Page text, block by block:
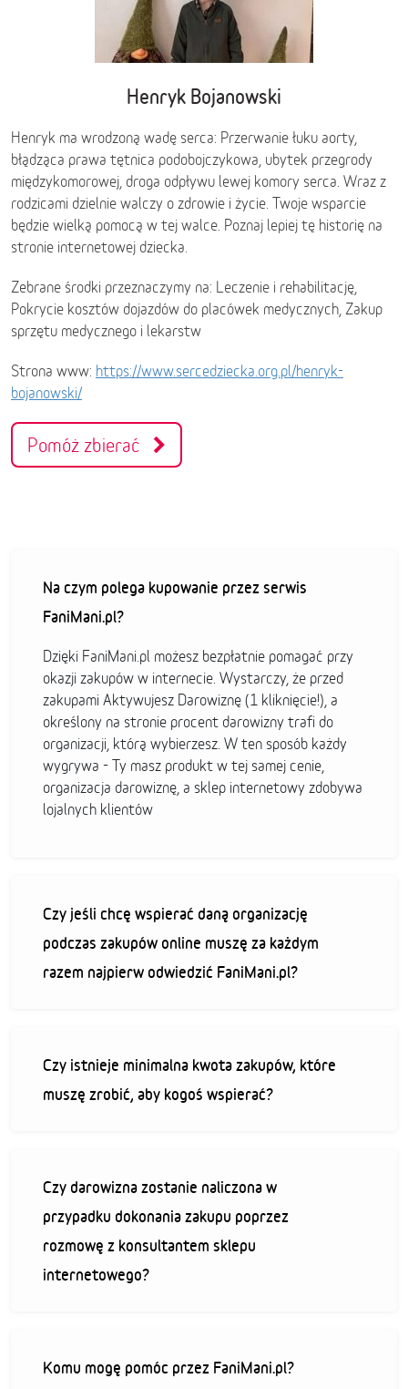
Henryk Bojanowski
Henryk ma wrodzoną wadę serca: Przerwanie łuku aorty,
błądząca prawa tętnica podobojczykowa, ubytek przegrody
międzykomorowej, droga odpływu lewej komory serca. Wraz z
rodzicami dzielnie walczy o zdrowie i życie. Twoje wsparcie
będzie wielką pomocą w tej walce. Poznaj lepiej tę historię na
stronie internetowej dziecka.
Zebrane środki przeznaczymy na: Leczenie i rehabilitację,
Pokrycie kosztów dojazdów do placówek medycznych, Zakup
sprzętu medycznego i lekarstw
Strona www: https://www.sercedziecka.org.pl/henryk-
bojanowski/
Pomóż zbierać
Na czym polega kupowanie przez serwis
FaniMani.pl?
Dzięki FaniMani.pl możesz bezpłatnie pomagać przy
okazji zakupów w internecie. Wystarczy, że przed
zakupami Aktywujesz Darowiznę (1 kliknięcie!), a
określony na stronie procent darowizny trafi do
organizacji, którą wybierzesz. W ten sposób każdy
wygrywa - Ty masz produkt w tej samej cenie,
organizacja darowiznę, a sklep internetowy zdobywa
lojalnych klientów
Czy jeśli chcę wspierać daną organizację
podczas zakupów online muszę za każdym
razem najpierw odwiedzić FaniMani.pl?
Czy istnieje minimalna kwota zakupów, które
muszę zrobić, aby kogoś wspierać?
Czy darowizna zostanie naliczona w
przypadku dokonania zakupu poprzez
rozmowę z konsultantem sklepu
internetowego?
Komu mogę pomóc przez FaniMani.pl?